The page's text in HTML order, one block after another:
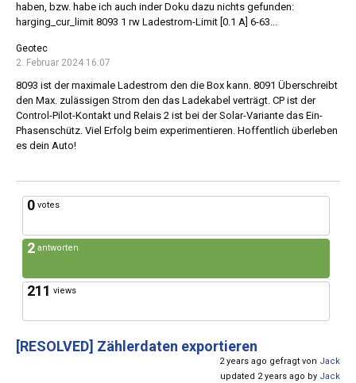
haben, bzw. habe ich auch inder Doku dazu nichts gefunden:
harging_cur_limit 8093 1 rw Ladestrom-Limit [0.1 A] 6-63...
Geotec
2. Februar 2024 16:07
8093 ist der maximale Ladestrom den die Box kann. 8091 Überschreibt
den Max. zulässigen Strom den das Ladekabel verträgt. CP ist der
Control-Pilot-Kontakt und Relais 2 ist bei der Solar-Variante das Ein-
Phasenschütz. Viel Erfolg beim experimentieren. Hoffentlich überleben
es dein Auto!
0 votes
2 antworten
211 views
[RESOLVED] Zählerdaten exportieren
2 years ago gefragt von Jack
updated 2 years ago by Jack